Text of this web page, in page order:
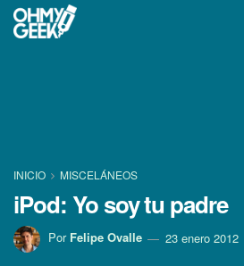
INICIO MISCELÁNEOS
iPod: Yo soy tu padre
Por Felipe Ovalle 23 enero 2012